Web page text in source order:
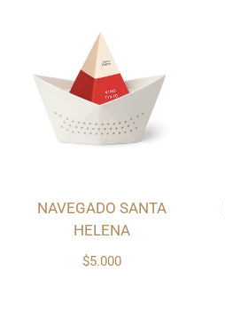
$5.000
NAVEGADO SANTA
HELENA